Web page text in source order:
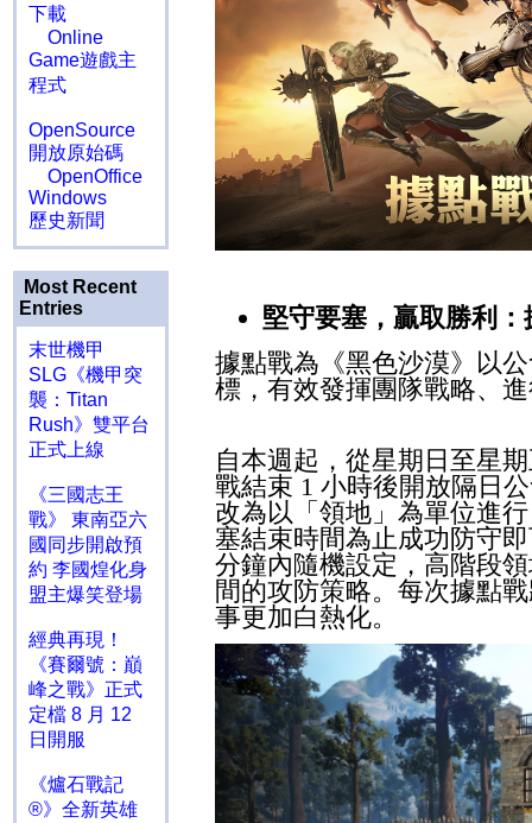
下載
Online
Game遊戲主
程式
OpenSource
開放原始碼
OpenOffice
Windows
歷史新聞
Most Recent
Entries
末世機甲
SLG《機甲突
襲：Titan
Rush》雙平台
正式上線
《三國志王
戰》 東南亞六
國同步開啟預
約 李國煌化身
盟主爆笑登場
經典再現！
《賽爾號：巔
峰之戰》正式
定檔 8 月 12
日開服
《爐石戰記
®》全新英雄
堅守要塞，贏取勝利
據點戰為《黑色沙漠》以
標，有效發揮團隊戰略、
自本週起，從星期日至星
戰結束 1 小時後開放隔日
改為以「領地」為單位進
塞結束時間為止成功防守
分鐘內隨機設定，高階段
間的攻防策略。每次據點
事更加白熱化。